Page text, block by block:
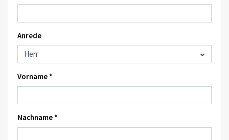
Anrede
Vorname *
Nachname *